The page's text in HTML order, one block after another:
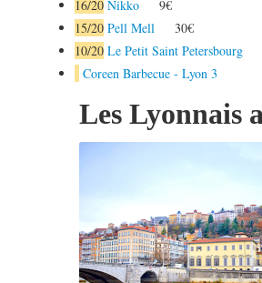
16/20 Nikko
9€
15/20 Pell Mell
30€
10/20 Le Petit Saint Petersbourg
Coreen Barbecue - Lyon 3
Les Lyonnais